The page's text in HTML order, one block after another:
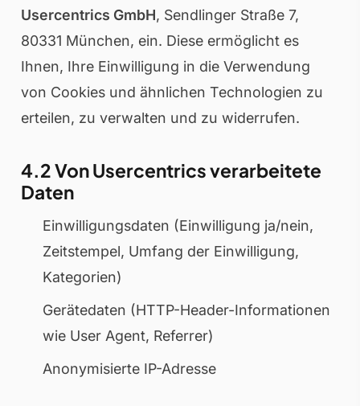
Usercentrics GmbH, Sendlinger Straße 7,
80331 München, ein. Diese ermöglicht es
Ihnen, Ihre Einwilligung in die Verwendung
von Cookies und ähnlichen Technologien zu
erteilen, zu verwalten und zu widerrufen.
4.2 Von Usercentrics verarbeitete
Daten
Einwilligungsdaten (Einwilligung ja/nein,
Zeitstempel, Umfang der Einwilligung,
Kategorien)
Gerätedaten (HTTP-Header-Informationen
wie User Agent, Referrer)
Anonymisierte IP-Adresse